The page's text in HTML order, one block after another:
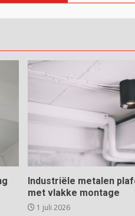
Industriële metalen
met vlakke montage
1 juli 2026